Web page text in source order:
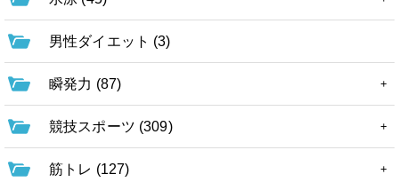
男性ダイエット (3)
瞬発力 (87)
競技スポーツ (309)
筋トレ (127)